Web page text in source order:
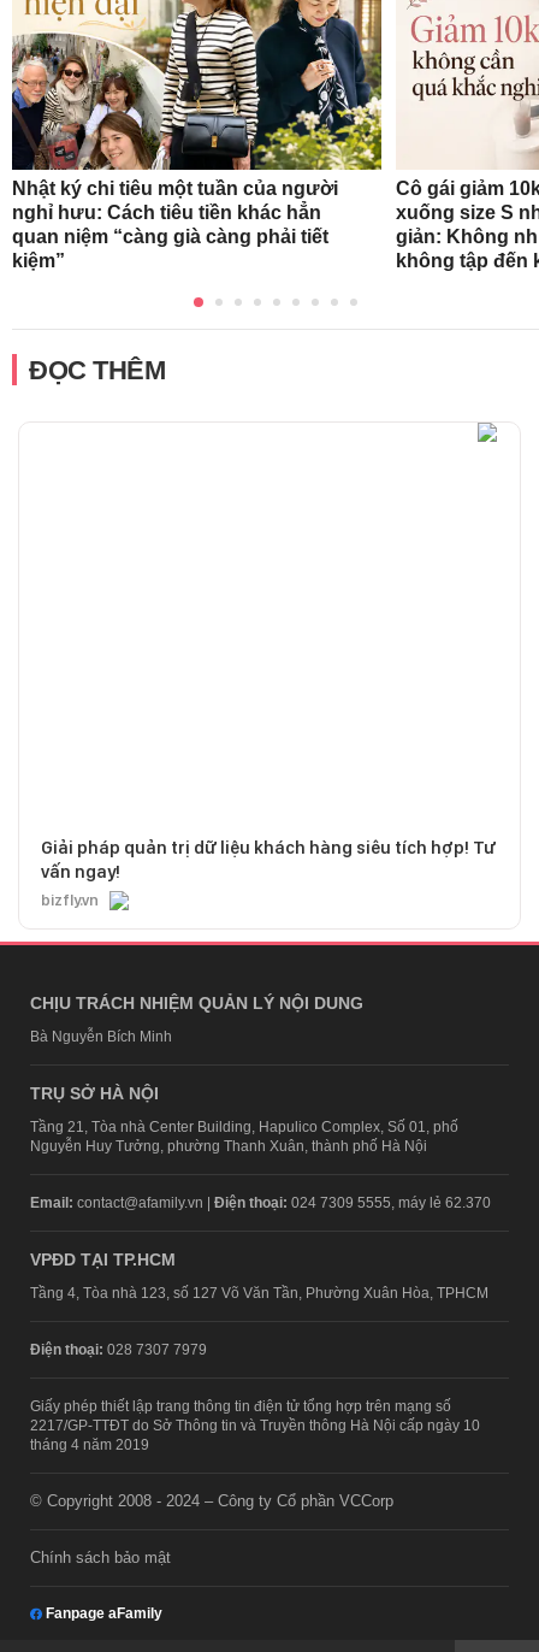
Nhật ký chi tiêu một tuần của người
nghỉ hưu: Cách tiêu tiền khác hẳn
quan niệm “càng già càng phải tiết
kiệm”
Cô gái giảm
xuống size S
giản: Không
không tập đến
ĐỌC THÊM
Giải pháp quản trị dữ liệu khách hàng siêu tích hợp! Tư
vấn ngay!
bizfly.vn
CHỊU TRÁCH NHIỆM QUẢN LÝ NỘI DUNG
Bà Nguyễn Bích Minh
TRỤ SỞ HÀ NỘI
Tầng 21, Tòa nhà Center Building, Hapulico Complex, Số 01, phố
Nguyễn Huy Tưởng, phường Thanh Xuân, thành phố Hà Nội
Email: contact@afamily.vn | Điện thoại: 024 7309 5555, máy lẻ 62.370
VPĐD TẠI TP.HCM
Tầng 4, Tòa nhà 123, số 127 Võ Văn Tần, Phường Xuân Hòa, TPHCM
Điện thoại: 028 7307 7979
Giấy phép thiết lập trang thông tin điện tử tổng hợp trên mạng số
2217/GP-TTĐT do Sở Thông tin và Truyền thông Hà Nội cấp ngày 10
tháng 4 năm 2019
© Copyright 2008 - 2024 – Công ty Cổ phần VCCorp
Chính sách bảo mật
Fanpage aFamily